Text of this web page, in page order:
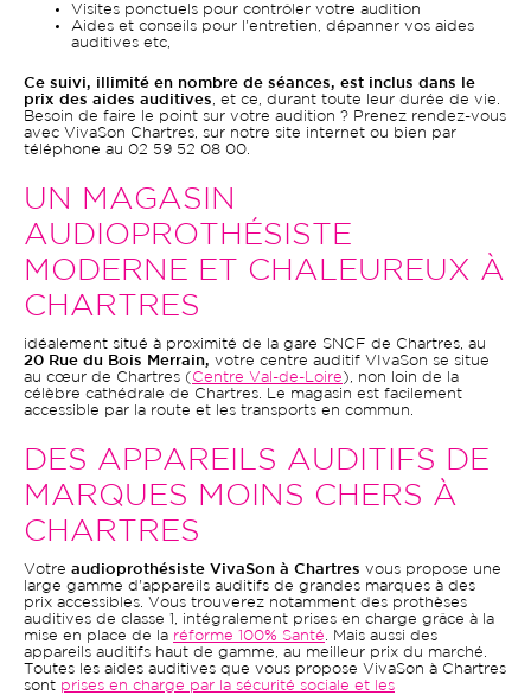
Visites ponctuels pour contrôler votre audition
Aides et conseils pour l'entretien, dépanner vos aides
auditives etc,
Ce suivi, illimité en nombre de séances, est inclus dans le
prix des aides auditives, et ce, durant toute leur durée de vie.
Besoin de faire le point sur votre audition ? Prenez rendez-vous
avec VivaSon Chartres, sur notre site internet ou bien par
téléphone au 02 59 52 08 00.
UN MAGASIN
AUDIOPROTHÉSISTE
MODERNE ET CHALEUREUX À
CHARTRES
idéalement situé à proximité de la gare SNCF de Chartres, au
20 Rue du Bois Merrain, votre centre auditif VIvaSon se situe
au cœur de Chartres ( Centre Val-de-Loire ), non loin de la
célèbre cathédrale de Chartres. Le magasin est facilement
accessible par la route et les transports en commun.
DES APPAREILS AUDITIFS DE
MARQUES MOINS CHERS À
CHARTRES
Votre audioprothésiste VivaSon à Chartres vous propose une
large gamme d'appareils auditifs de grandes marques à des
prix accessibles. Vous trouverez notamment des prothèses
auditives de classe 1, intégralement prises en charge grâce à la
mise en place de la réforme 100% Santé. Mais aussi des
appareils auditifs haut de gamme, au meilleur prix du marché.
Toutes les aides auditives que vous propose VivaSon à Chartres
sont prises en charge par la sécurité sociale et les